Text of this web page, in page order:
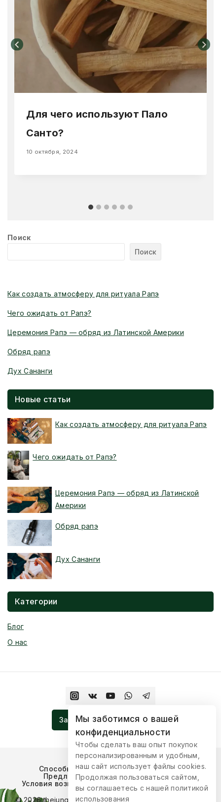
Для чего используют Пало
Санто?
10 октября, 2024
Поиск
Поиск
Как создать атмосферу для ритуала Рапэ
Чего ожидать от Рапэ?
Церемония Рапэ — обряд из Латинской Америки
Обряд рапэ
Дух Сананги
Новые статьи
Как создать атмосферу для ритуала Рапэ
Чего ожидать от Рапэ?
Церемония Рапэ — обряд из Латинской
Америки
Обряд рапэ
Дух Сананги
Категории
Блог
О нас
Записаться На Церемонию
Способы оплаты
Условия доставки
Предложения для сотрудничества
Условия возврата товара
Публичная оферта
© 2026 thejungleboutique Разработка:
Мы заботимся о вашей
конфиденциальности
Чтобы сделать ваш опыт покупок
персонализированным и удобным,
наш сайт использует файлы cookies.
Продолжая пользоваться сайтом,
вы соглашаетесь с нашей политикой
использования